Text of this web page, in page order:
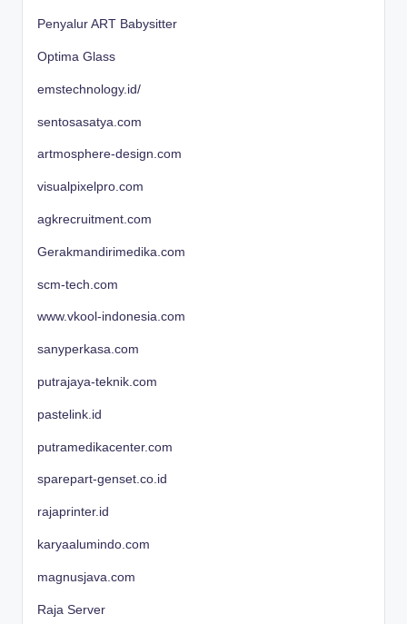
Penyalur ART Babysitter
Optima Glass
emstechnology.id/
sentosasatya.com
artmosphere-design.com
visualpixelpro.com
agkrecruitment.com
Gerakmandirimedika.com
scm-tech.com
www.vkool-indonesia.com
sanyperkasa.com
putrajaya-teknik.com
pastelink.id
putramedikacenter.com
sparepart-genset.co.id
rajaprinter.id
karyaalumindo.com
magnusjava.com
Raja Server